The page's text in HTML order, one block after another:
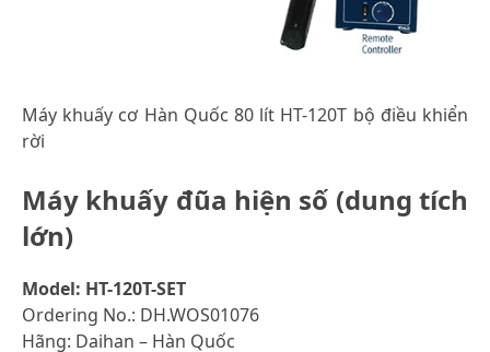
Máy khuấy cơ Hàn Quốc 80 lít HT-120T bộ điều khiển
rời
Máy khuấy đũa hiện số (dung tích
lớn)
Model: HT-120T-SET
Ordering No.: DH.WOS01076
Hãng: Daihan – Hàn Quốc